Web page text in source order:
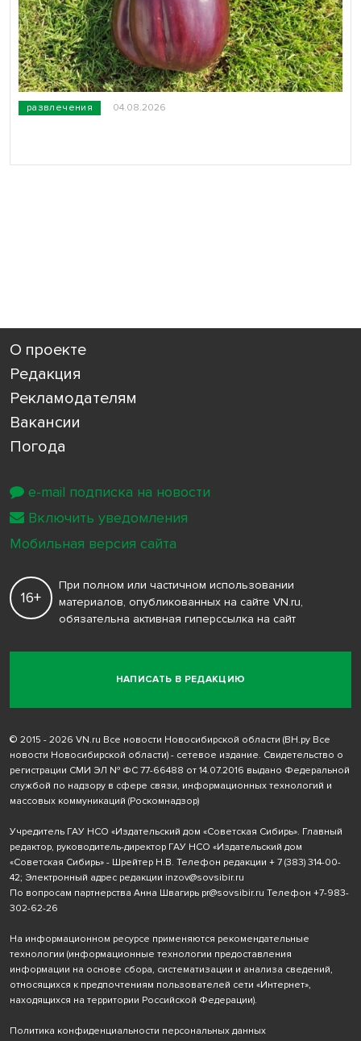
развлечения 04.08.2026
О проекте
Редакция
Рекламодателям
Вакансии
Погода
НАПИСАТЬ В РЕДАКЦИЮ
16+
При полном или частичном использовании
материалов, опубликованных на сайте VN.ru,
обязательна активная гиперссылка на сайт
© 2015 - 2026 VN.ru Все новости Новосибирской области (ВН.ру Все
новости Новосибирской области) - сетевое издание. Свидетельство о
регистрации СМИ ЭЛ № ФС 77-66488 от 14.07.2016 выдано Федеральной
службой по надзору в сфере связи, информационных технологий и
массовых коммуникаций (Роскомнадзор)
Учредитель ГАУ НСО «Издательский дом «Советская Сибирь». Главный
редактор, руководитель-директор ГАУ НСО «Издательский дом
«Советская Сибирь» - Шрейтер Н.В. Телефон редакции + 7 (383) 314-00-
42; Электронный адрес редакции inzov@sovsibir.ru
По вопросам партнерства Анна Швагирь pr@sovsibir.ru Телефон +7-983-
302-62-26
На информационном ресурсе применяются рекомендательные
технологии (информационные технологии предоставления
информации на основе сбора, систематизации и анализа сведений,
относящихся к предпочтениям пользователей сети «Интернет»,
находящихся на территории Российской Федерации).
Политика конфиденциальности персональных данных
e-mail подписка на новости
Включить уведомления
Мобильная версия сайта